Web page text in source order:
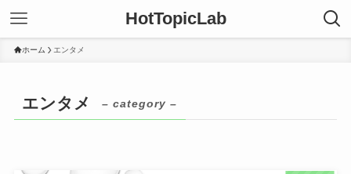
HotTopicLab
ホーム エンタメ
エンタメ – category –